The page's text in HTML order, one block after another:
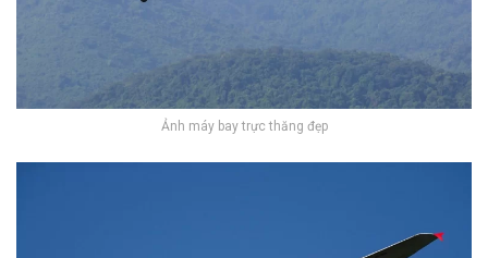
Ảnh máy bay trực thăng đẹp